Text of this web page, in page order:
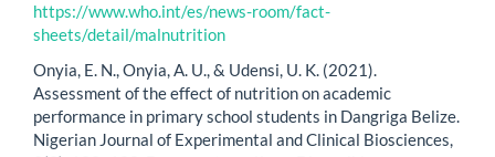
https://www.who.int/es/news-room/fact-
sheets/detail/malnutrition
Onyia, E. N., Onyia, A. U., & Udensi, U. K. (2021).
Assessment of the effect of nutrition on academic
performance in primary school students in Dangriga Belize.
Nigerian Journal of Experimental and Clinical Biosciences,